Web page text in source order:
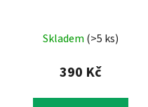
Skladem (>5 ks)
390 Kč